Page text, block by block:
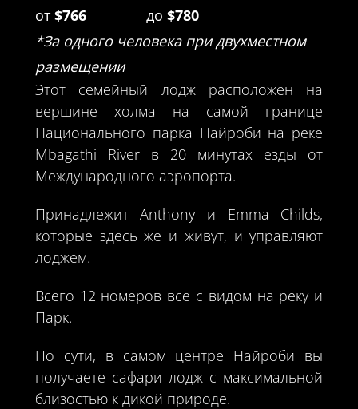
от$766
до $780
*За одного человека при двухместном
размещении
Этот семейный лодж расположен на
вершине холма на самой границе
Национального парка Найроби на реке
Mbagathi River в 20 минутах езды от
Международного аэропорта.
Принадлежит Anthony и Emma Childs,
которые здесь же и живут, и управляют
лоджем.
Всего 12 номеров все с видом на реку и
Парк.
По сути, в самом центре Найроби вы
получаете сафари лодж с максимальной
близостью к дикой природе.